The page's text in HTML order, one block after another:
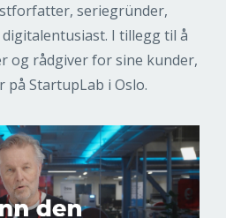
seriegründer,
I tillegg til å
og rådgiver for sine kunder,
på StartupLab i Oslo.